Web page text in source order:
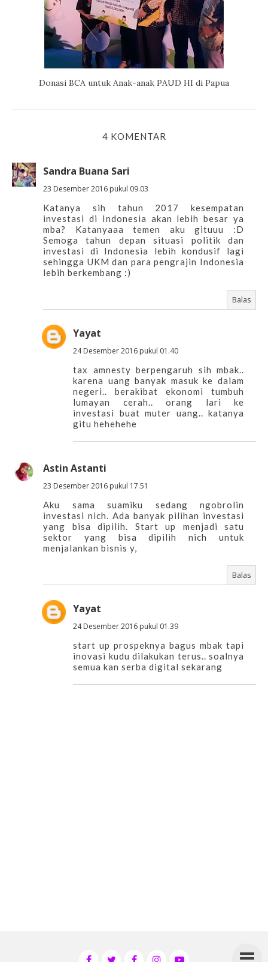
Donasi BCA untuk Anak-anak PAUD HI di Papua
4 KOMENTAR
Sandra Buana Sari
23 Desember 2016 pukul 09.03
Katanya sih tahun 2017 kesempatan
investasi di Indonesia akan lebih besar ya
mba? Katanyaaa temen aku gituuu :D
Semoga tahun depan situasi politik dan
investasi di Indonesia lebih kondusif lagi
sehingga UKM dan para pengrajin Indonesia
lebih berkembang :)
Balas
Yayat
24 Desember 2016 pukul 01.40
tax amnesty berpengaruh sih mbak..
karena uang banyak masuk ke dalam
negeri.. berakibat ekonomi tumbuh
lumayan cerah.. orang lari ke
investasi buat muter uang.. katanya
gitu hehehehe
Astin Astanti
23 Desember 2016 pukul 17.51
Aku sama suamiku sedang ngobrolin
investasi nich. Ada banyak pilihan investasi
yang bisa dipilih. Start up menjadi satu
sektor yang bisa dipilih nich untuk
menjalankan bisnis y,
Balas
Yayat
24 Desember 2016 pukul 01.39
start up prospeknya bagus mbak tapi
inovasi kudu dilakukan terus.. soalnya
semua kan serba digital sekarang